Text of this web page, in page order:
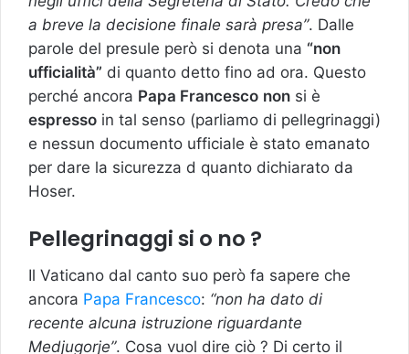
a breve la decisione finale sarà presa”. Dalle
parole del presule però si denota una “non
ufficialità” di quanto detto fino ad ora. Questo
perché ancora Papa Francesco non si è
espresso in tal senso (parliamo di pellegrinaggi)
e nessun documento ufficiale è stato emanato
per dare la sicurezza d quanto dichiarato da
Hoser.
Pellegrinaggi si o no ?
Il Vaticano dal canto suo però fa sapere che
ancora Papa Francesco: “non ha dato di
recente alcuna istruzione riguardante
Medjugorje”. Cosa vuol dire ciò ? Di certo il